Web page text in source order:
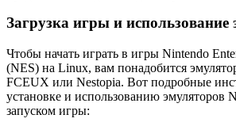
Загрузка игры и использование
Чтобы начать играть в игры Nintendo
(NES) на Linux, вам понадобится
FCEUX или Nestopia. Вот подробные
установке и использованию эмуляторов
запуском игры: